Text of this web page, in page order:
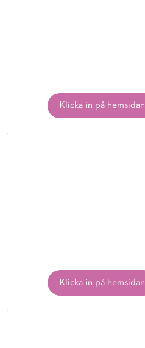
Klicka in på hemsidan
Klicka in på hemsidan